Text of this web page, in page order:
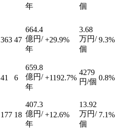
年
個
363 47
664.4
億円/
年
+29.9%
3.68
万円/
個
9.3%
41 6
659.8
億円/
年
+1192.7%
4279
円/個 0.8%
177 18
407.3
億円/
年
+12.6%
13.92
万円/
個
7.1%